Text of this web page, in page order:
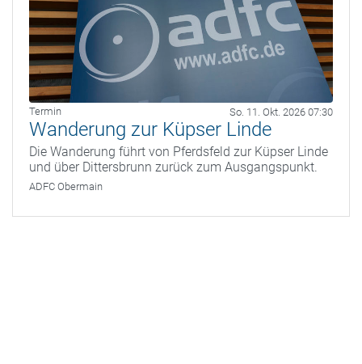
Termin So. 11. Okt. 2026 07:30
Wanderung zur Küpser Linde
Die Wanderung führt von Pferdsfeld zur Küpser Linde
und über Dittersbrunn zurück zum Ausgangspunkt.
ADFC Obermain